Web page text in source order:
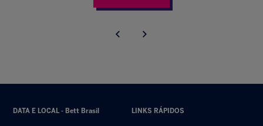
DATA E LOCAL - Bett Brasil LINKS RÁPIDOS